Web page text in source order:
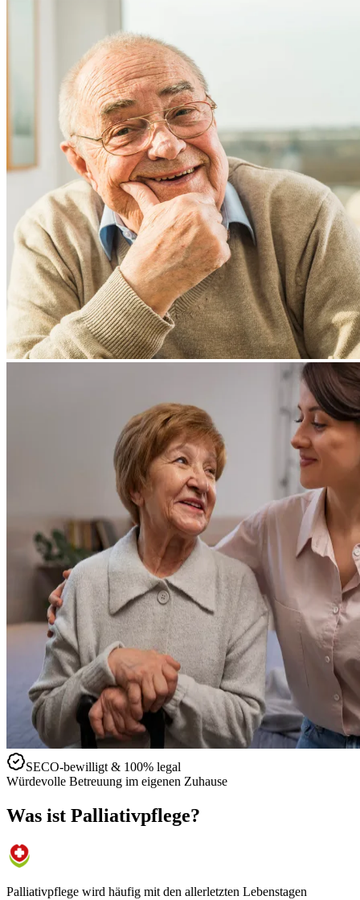
SECO-bewilligt & 100% legal
Würdevolle Betreuung im eigenen Zuhause
Was ist Palliativpflege?
Palliativpflege wird häufig mit den allerletzten Lebenstagen